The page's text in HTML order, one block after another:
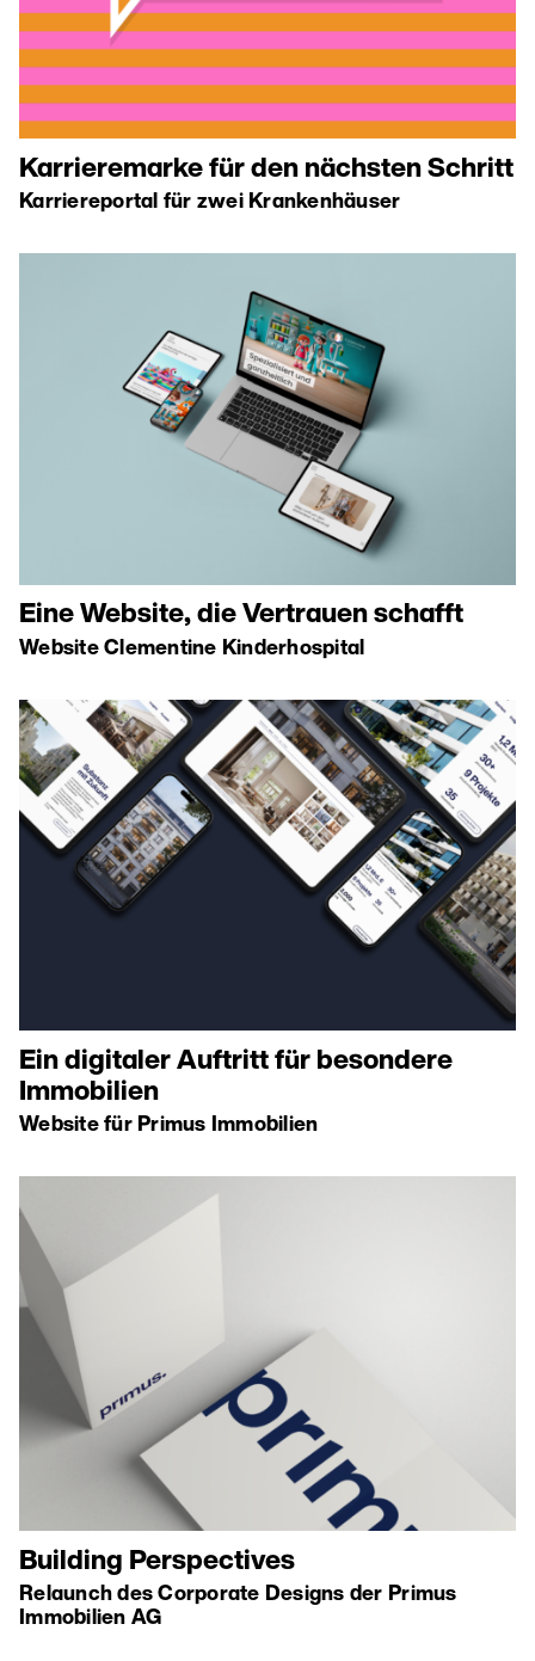
Karrieremarke für den nächsten Schritt
Karriereportal für zwei Krankenhäuser
Eine Website, die Vertrauen schafft
Website Clementine Kinderhospital
Ein digitaler Auftritt für besondere
Immobilien
Website für Primus Immobilien
Building Perspectives
Relaunch des Corporate Designs der Primus
Immobilien AG